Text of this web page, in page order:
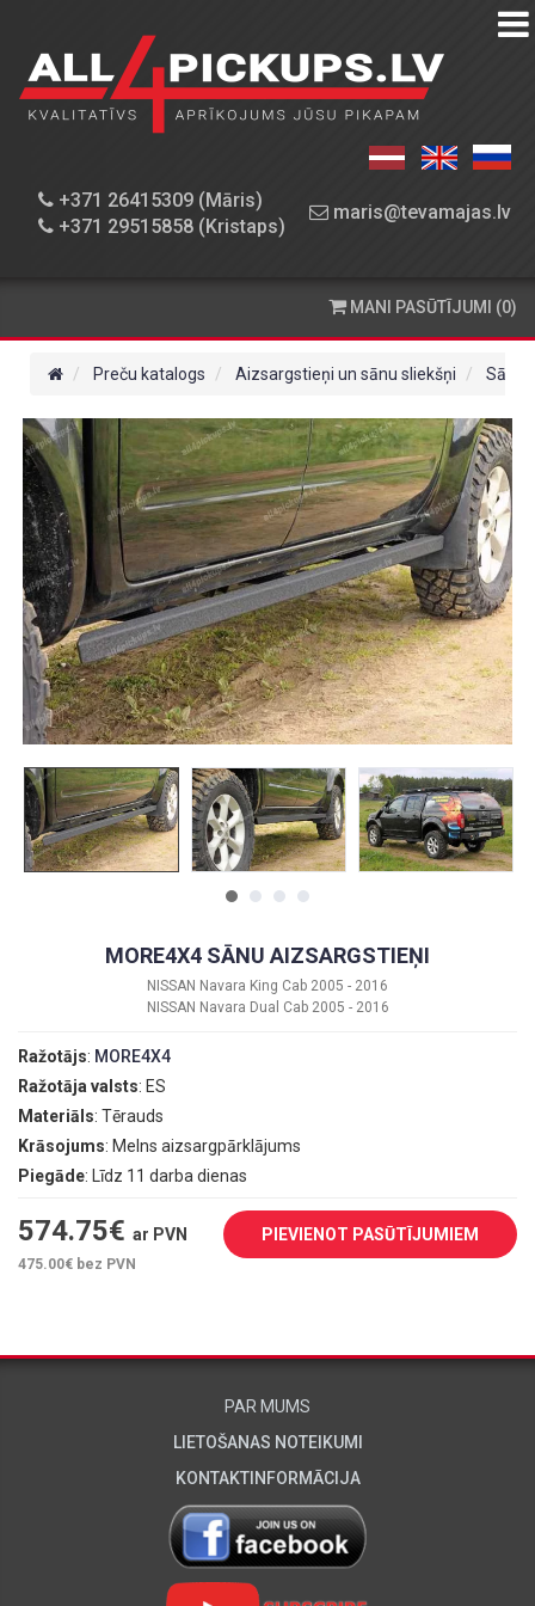
+371 26415309 (Māris)
+371 29515858 (Kristaps)
maris@tevamajas.lv
PREČU
KATALOGS
PIEGĀDE
KONTAKTINFORMĀCIJA
MANI PASŪTĪJUMI (0)
Preču katalogs Aizsargstieņi un sānu sliekšņi Sānu
MORE4X4 SĀNU AIZSARGSTIEŅI
NISSAN Navara King Cab 2005 - 2016
NISSAN Navara Dual Cab 2005 - 2016
Ražotājs: MORE4X4
Ražotāja valsts: ES
Materiāls: Tērauds
Krāsojums: Melns aizsargpārklājums
Piegāde: Līdz 11 darba dienas
574.75€ ar PVN
475.00€ bez PVN
PIEVIENOT PASŪTĪJUMIEM
PAR MUMS
LIETOŠANAS NOTEIKUMI
KONTAKTINFORMĀCIJA